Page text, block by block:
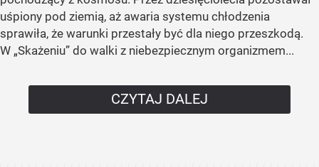
uśpiony pod ziemią, aż awaria systemu chłodzenia
sprawiła, że warunki przestały być dla niego przeszkodą.
W „Skażeniu” do walki z niebezpiecznym organizmem...
CZYTAJ DALEJ